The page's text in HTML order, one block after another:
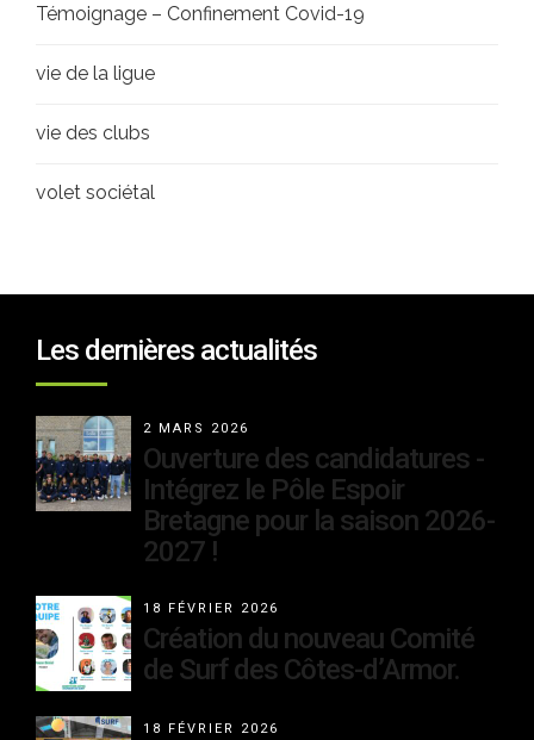
Témoignage – Confinement Covid-19
vie de la ligue
vie des clubs
volet sociétal
Les dernières actualités
2 MARS 2026
Ouverture des candidatures -
Intégrez le Pôle Espoir
Bretagne pour la saison 2026-
2027 !
18 FÉVRIER 2026
Création du nouveau Comité
de Surf des Côtes-d’Armor.
18 FÉVRIER 2026